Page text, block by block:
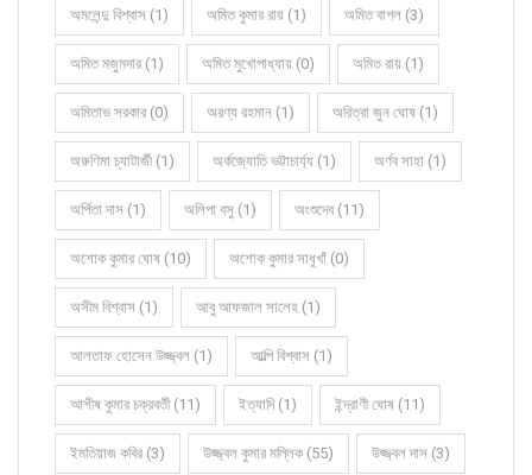
অমলেন্দু বিশ্বাস (1) অমিত কুমার রায় (1) অমিত বাগল (3)
অমিত মজুমদার (1) অমিত মুখোপাধ্যায় (0) অমিত রায় (1)
অমিতাভ সরকার (0) অরণ্য রহমান (1) অরিত্রা জুন ঘোষ (1)
অরুণিমা চ্যাটার্জী (1) অর্কজ্যোতি ভট্টাচার্য্য (1) অর্ণব সাহা (1)
অর্পিতা দাস (1) অলিপা বসু (1) অংশুদেব (11)
অশোক কুমার ঘোষ (10) অশোক কুমার সাধুখাঁ (0)
অসীম বিশ্বাস (1) আবু আফজাল সালেহ (1)
আলতাফ হোসেন উজ্জ্বল (1) আল্পি বিশ্বাস (1)
আশীষ কুমার চক্রবর্তী (11) ইত্যাদি (1) ইন্দ্রাণী ঘোষ (11)
ইমতিয়াজ কবির (3) উজ্জ্বল কুমার মল্লিক (55) উজ্জ্বল দাস (3)